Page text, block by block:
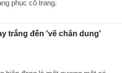
phục cổ trang.
trắng đến 'vẽ chân dung'